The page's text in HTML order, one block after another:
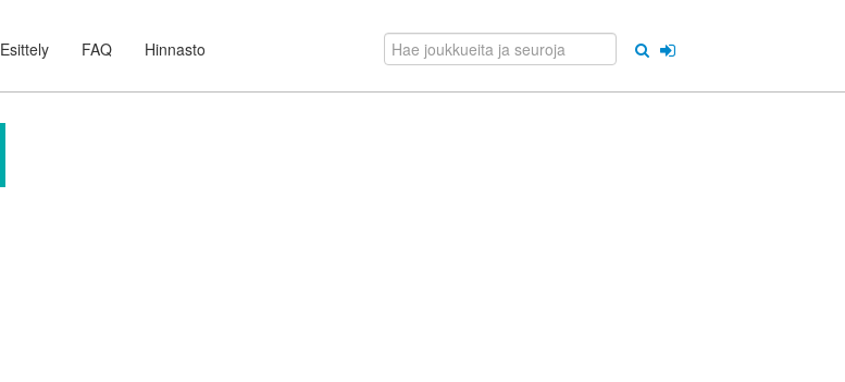
Esittely FAQ Hinnasto